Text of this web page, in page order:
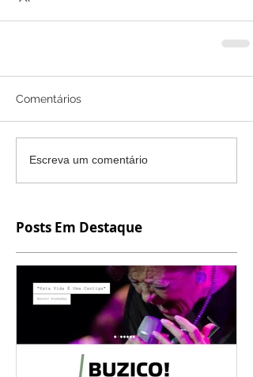
Comentários
Escreva um comentário
Posts Em Destaque